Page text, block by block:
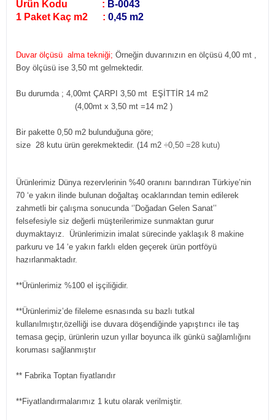
Ürün Kodu : B-0043
1 Paket Kaç m2 : 0,45 m2
Duvar ölçüsü alma tekniği; Örneğin duvarınızın en ölçüsü 4,00 mt ,
Boy ölçüsü ise 3,50 mt gelmektedir.
Bu durumda ; 4,00mt ÇARPI 3,50 mt EŞİTTİR 14 m2
(4,00mt x 3,50 mt =14 m2 )
Bir pakette 0,50 m2 bulunduğuna göre;
size 28 kutu ürün gerekmektedir. (14 m2 ÷0,50 =28 kutu)
Ürünlerimiz Dünya rezervlerinin %40 oranını barındıran Türkiye’nin
70 ‘e yakın ilinde bulunan doğaltaş ocaklarından temin edilerek
zahmetli bir çalışma sonucunda ‘’Doğadan Gelen Sanat’’
felsefesiyle siz değerli müşterilerimize sunmaktan gurur
duymaktayız. Ürünlerimizin imalat sürecinde yaklaşık 8 makine
parkuru ve 14 ‘e yakın farklı elden geçerek ürün portföyü
hazırlanmaktadır.
**Ürünlerimiz %100 el işçiliğidir.
**Ürünlerimiz’de fileleme esnasında su bazlı tutkal
kullanılmıştır,özelliği ise duvara döşendiğinde yapıştırıcı ile taş
temasa geçip, ürünlerin uzun yıllar boyunca ilk günkü sağlamlığını
koruması sağlanmıştır
** Fabrika Toptan fiyatlarıdır
**Fiyatlandırmalarımız 1 kutu olarak verilmiştir.